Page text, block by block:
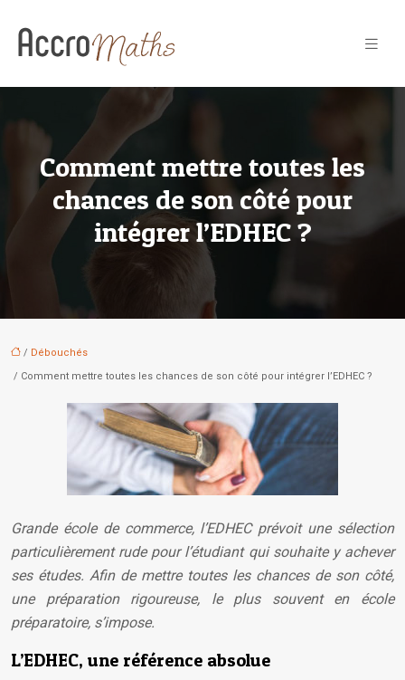
Comment mettre toutes les
chances de son côté pour
intégrer l’EDHEC ?
/ Débouchés
/ Comment mettre toutes les chances de son côté pour intégrer l’EDHEC ?
Grande école de commerce, l’EDHEC prévoit une sélection
particulièrement rude pour l’étudiant qui souhaite y achever
ses études. Afin de mettre toutes les chances de son côté,
une préparation rigoureuse, le plus souvent en école
préparatoire, s’impose.
L’EDHEC, une référence absolue